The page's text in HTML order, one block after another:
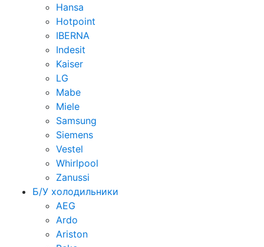
Hansa
Hotpoint
IBERNA
Indesit
Kaiser
LG
Mabe
Miele
Samsung
Siemens
Vestel
Whirlpool
Zanussi
Б/У холодильники
AEG
Ardo
Ariston